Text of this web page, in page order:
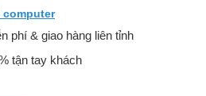
computer
phí & giao hàng liên tỉnh
tận tay khách